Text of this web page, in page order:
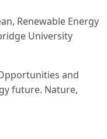
Renewable Energy
University
and
future. Nature,